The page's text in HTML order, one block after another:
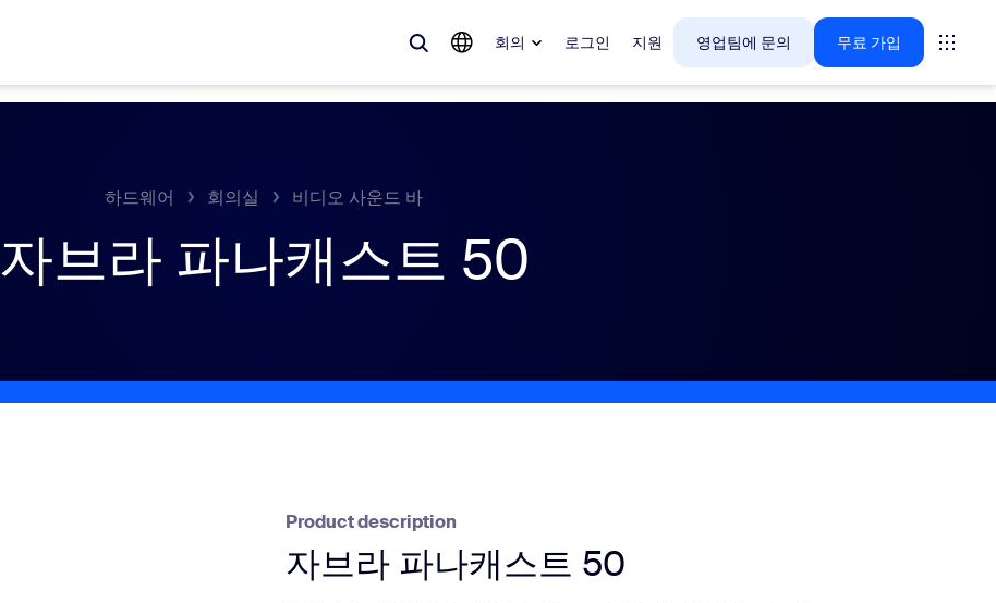
회의 로그인 지원 영업팀에 문의 무료 가입
My Notes Meetings
ZoomMate
하드웨어 회의실 비디오 사운드 바
자브라 파나캐스트 50
Product description
자브라 파나캐스트 50